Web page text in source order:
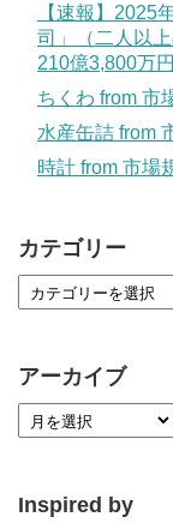
【速報】2025
司」（二人以
210億3,800万
ちくわ from 市
水産缶詰 from
時計 from 市場
カテゴリー
アーカイブ
Inspired by